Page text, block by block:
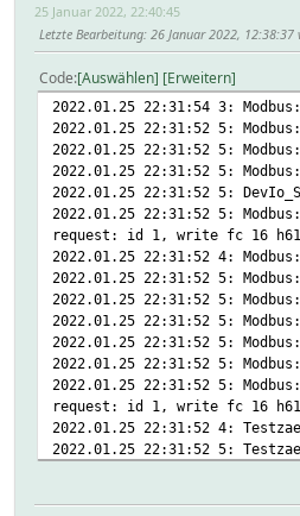
25 Januar 2022, 22:40:45
Letzte Bearbeitung: 26 Januar 2022, 12:38:37
Code Auswählen Erweitern
2022.01.25 22:31:54 3:
2022.01.25 22:31:52 5:
2022.01.25 22:31:52 5:
2022.01.25 22:31:52 5:
2022.01.25 22:31:52 5:
2022.01.25 22:31:52 5:
request: id 1, write fc 16
2022.01.25 22:31:52 4:
2022.01.25 22:31:52 5:
2022.01.25 22:31:52 5:
2022.01.25 22:31:52 5:
2022.01.25 22:31:52 5:
2022.01.25 22:31:52 5:
2022.01.25 22:31:52 5:
request: id 1, write fc 16
2022.01.25 22:31:52 4:
2022.01.25 22:31:52 5: